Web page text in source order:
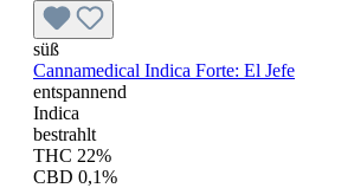
süß
Cannamedical Indica Forte: El Jefe
entspannend
Indica
bestrahlt
THC 22%
CBD 0,1%